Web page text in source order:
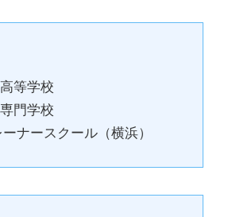
等学校
門学校
ナースクール（横浜）